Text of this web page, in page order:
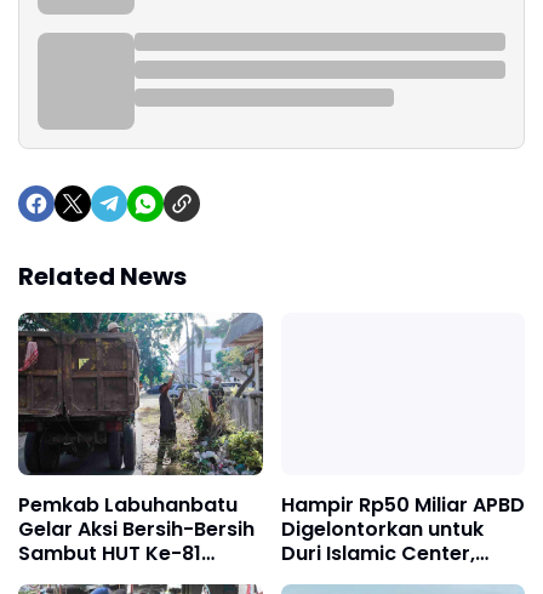
Related News
Pemkab Labuhanbatu
Gelar Aksi Bersih-Bersih
Sambut HUT Ke-81
Kemerdekaan RI
Hampir Rp50 Miliar APBD
Digelontorkan untuk
Duri Islamic Center,
Kondisi Lapangan Jadi